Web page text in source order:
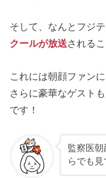
そして、なんとフジ
クールが放送されるこ
これには朝顔ファン
さらに豪華なゲスト
です！
監察医
らでも見